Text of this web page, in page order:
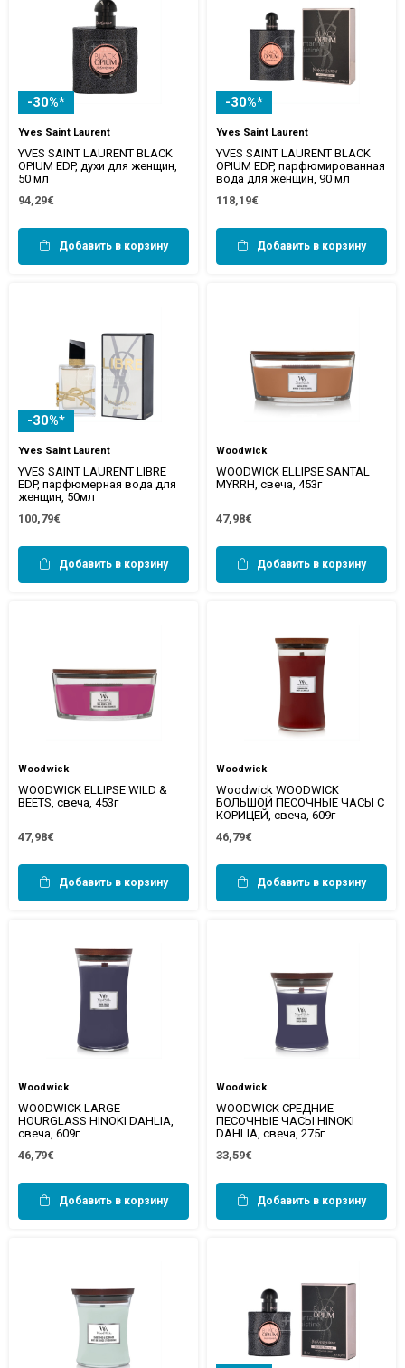
-30%*
Yves Saint Laurent
YVES SAINT LAURENT BLACK
OPIUM EDP, духи для женщин,
50 мл
94,29€
Добавить в корзину
-30%*
Yves Saint Laurent
YVES SAINT LAURENT BLACK
OPIUM EDP, парфюмированная
вода для женщин, 90 мл
118,19€
Добавить в корзину
-30%*
Yves Saint Laurent
YVES SAINT LAURENT LIBRE
EDP, парфюмерная вода для
женщин, 50мл
100,79€
Добавить в корзину
Woodwick
WOODWICK ELLIPSE SANTAL
MYRRH, свеча, 453г
47,98€
Добавить в корзину
Woodwick
WOODWICK ELLIPSE WILD &
BEETS, свеча, 453г
47,98€
Добавить в корзину
Woodwick
Woodwick WOODWICK
БОЛЬШОЙ ПЕСОЧНЫЕ ЧАСЫ С
КОРИЦЕЙ, свеча, 609г
46,79€
Добавить в корзину
Woodwick
WOODWICK LARGE
HOURGLASS HINOKI DAHLIA,
свеча, 609г
46,79€
Добавить в корзину
Woodwick
WOODWICK СРЕДНИЕ
ПЕСОЧНЫЕ ЧАСЫ HINOKI
DAHLIA, свеча, 275г
33,59€
Добавить в корзину